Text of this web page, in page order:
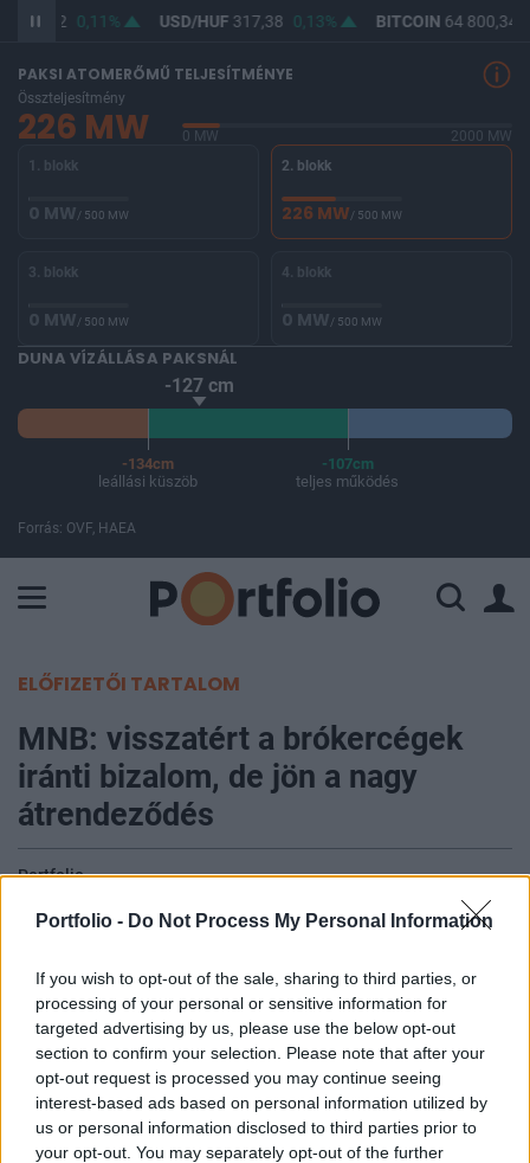
Portfolio - Do Not Process My Personal Information
If you wish to opt-out of the sale, sharing to third parties, or
processing of your personal or sensitive information for
targeted advertising by us, please use the below opt-out
section to confirm your selection. Please note that after your
opt-out request is processed you may continue seeing
interest-based ads based on personal information utilized by
us or personal information disclosed to third parties prior to
your opt-out. You may separately opt-out of the further
365,82 0,11% USD/HUF317,38 0,13% BITCOIN64 800,34
PAKSI ATOMERŐMŰ TELJESÍTMÉNYE
Összteljesítmény
226 MW 0 MW
2000 MW
1. blokk
0 MW/ 500 MW
2. blokk
226 MW/ 500 MW
3. blokk
0 MW/ 500 MW
4. blokk
0 MW/ 500 MW
DUNA VÍZÁLLÁSA PAKSNÁL
-127 cm
-134cm
leállási küszöb
-107cm
teljes működés
Forrás: OVF, HAEA
ELŐFIZETŐI TARTALOM
MNB: visszatért a brókercégek
iránti bizalom, de jön a nagy
átrendeződés
Portfolio
lekérdezze befektetési szolgáltatónál vezetett
számlájának egyenlegét az MNB honlapján
keresztül is - jelezte Windisch László MNB-
alelnök az MKT Közgazdász-vándorgyűlésén,
felidézve a brókerbotrány történetét és ismertetve
a felügyelet álláspontját. Az adatok tanúsága